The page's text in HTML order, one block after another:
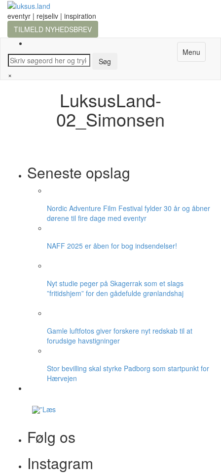
eventyr | rejseliv | inspiration
TILMELD NYHEDSBREV
Menu
×
LuksusLand-
02_Simonsen
Seneste opslag
Nordic Adventure Film Festival fylder 30 år og åbner
dørene til fire dage med eventyr
NAFF 2025 er åben for bog indsendelser!
Nyt studie peger på Skagerrak som et slags
”fritidshjem” for den gådefulde grønlandshaj
Gamle luftfotos giver forskere nyt redskab til at
forudsige havstigninger
Stor bevilling skal styrke Padborg som startpunkt for
Hærvejen
Følg os
Instagram